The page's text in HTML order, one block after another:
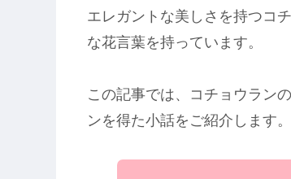
エレガントな美しさを持つコ
な花言葉を持っています。
この記事では、コチョウラン
ンを得た小話をご紹介します。